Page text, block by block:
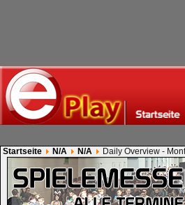
Startseite N/A N/A Daily Overview -